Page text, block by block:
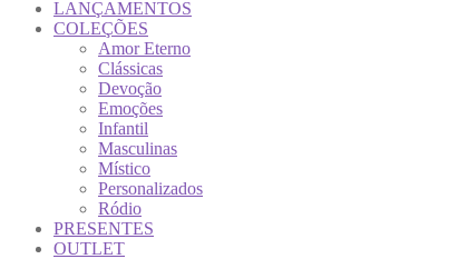
LANÇAMENTOS
COLEÇÕES
Amor Eterno
Clássicas
Devoção
Emoções
Infantil
Masculinas
Místico
Personalizados
Ródio
PRESENTES
OUTLET